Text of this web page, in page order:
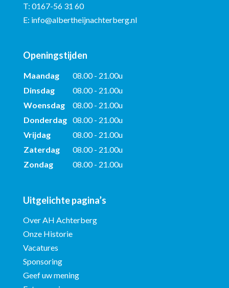
T: 0167-56 31 60
E: info@albertheijnachterberg.nl
Openingstijden
Maandag
08.00 - 21.00u
Dinsdag
08.00 - 21.00u
Woensdag
08.00 - 21.00u
Donderdag 08.00 - 21.00u
Vrijdag
08.00 - 21.00u
Zaterdag
08.00 - 21.00u
Zondag
08.00 - 21.00u
Uitgelichte pagina’s
Over AH Achterberg
Onze Historie
Vacatures
Sponsoring
Geef uw mening